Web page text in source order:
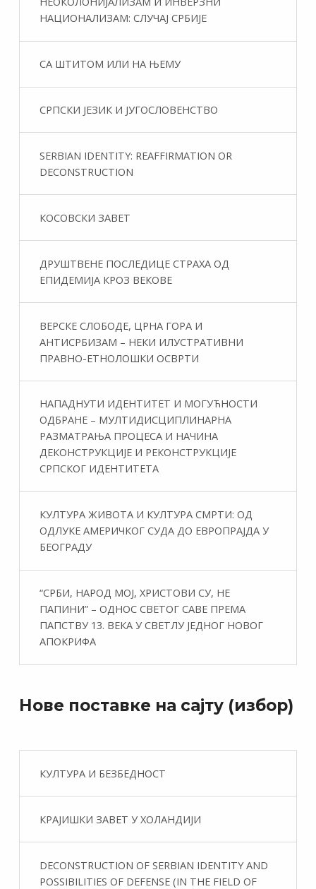
НАЦИОНАЛИЗАМ: СЛУЧАЈ СРБИЈЕ
СА ШТИТОМ ИЛИ НА ЊЕМУ
СРПСКИ ЈЕЗИК И ЈУГОСЛОВЕНСТВО
SERBIAN IDENTITY: REAFFIRMATION OR
DECONSTRUCTION
КОСОВСКИ ЗАВЕТ
ДРУШТВЕНЕ ПОСЛЕДИЦЕ СТРАХА ОД
ЕПИДЕМИЈА КРОЗ ВЕКОВЕ
ВЕРСКЕ СЛОБОДЕ, ЦРНА ГОРА И
АНТИСРБИЗАМ – НЕКИ ИЛУСТРАТИВНИ
ПРАВНО-ЕТНОЛОШКИ ОСВРТИ
НАПАДНУТИ ИДЕНТИТЕТ И МОГУЋНОСТИ
ОДБРАНЕ – МУЛТИДИСЦИПЛИНАРНА
РАЗМАТРАЊА ПРОЦЕСА И НАЧИНА
ДЕКОНСТРУКЦИЈЕ И РЕКОНСТРУКЦИЈЕ
СРПСКОГ ИДЕНТИТЕТА
КУЛТУРА ЖИВОТА И КУЛТУРА СМРТИ: ОД
ОДЛУКЕ АМЕРИЧКОГ СУДА ДО ЕВРОПРАЈДА У
БЕОГРАДУ
“СРБИ, НАРОД МОЈ, ХРИСТОВИ СУ, НЕ
ПАПИНИ” – ОДНОС СВЕТОГ САВЕ ПРЕМА
ПАПСТВУ 13. ВЕКА У СВЕТЛУ ЈЕДНОГ НОВОГ
АПОКРИФА
Нове поставке на сајту (избор)
КУЛТУРА И БЕЗБЕДНОСТ
КРАЈИШКИ ЗАВЕТ У ХОЛАНДИЈИ
DECONSTRUCTION OF SERBIAN IDENTITY AND
POSSIBILITIES OF DEFENSE (IN THE FIELD OF